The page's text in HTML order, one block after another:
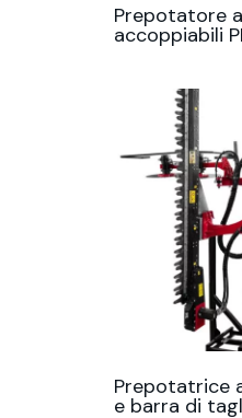
Prepotatore
accoppiabili
Prepotatrice
e barra di